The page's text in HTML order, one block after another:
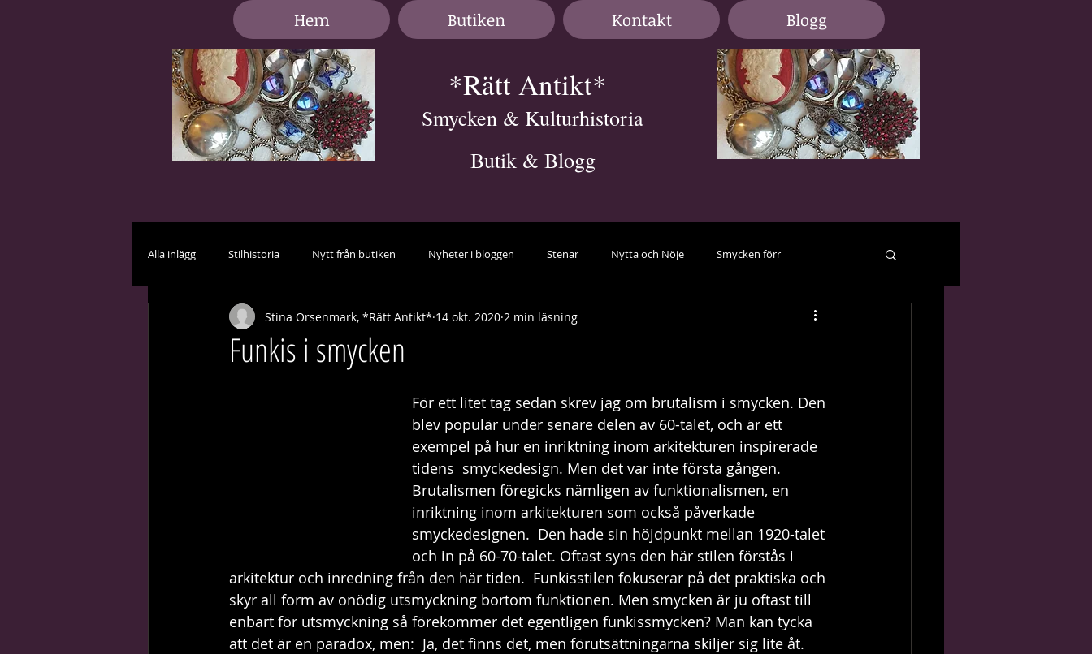
Hem Butiken Kontakt Blogg
Smycken & Kulturhistoria
Butik & Blogg
*Rätt Antikt*
Alla inlägg Stilhistoria Nytt från butiken Nyheter i bloggen Stenar Nytta och Nöje Smycken förr
Vård och skötsel Brud i vitt avant-garde Örhängen samlarsmycken
Funkis i smycken
Stina Orsenmark, *Rätt Antikt* 14 okt. 2020 2 min läsning
För ett litet tag sedan skrev jag om brutalism i smycken. Den
blev populär under senare delen av 60-talet, och är ett
exempel på hur en inriktning inom arkitekturen inspirerade
tidens  smyckedesign. Men det var inte första gången.
Brutalismen föregicks nämligen av funktionalismen, en
inriktning inom arkitekturen som också påverkade
smyckedesignen.  Den hade sin höjdpunkt mellan 1920-talet
och in på 60-70-talet. Oftast syns den här stilen förstås i
arkitektur och inredning från den här tiden.  Funkisstilen fokuserar på det praktiska och
skyr all form av onödig utsmyckning bortom funktionen. Men smycken är ju oftast till
enbart för utsmyckning så förekommer det egentligen funkissmycken? Man kan tycka
att det är en paradox, men:  Ja, det finns det, men förutsättningarna skiljer sig lite åt.